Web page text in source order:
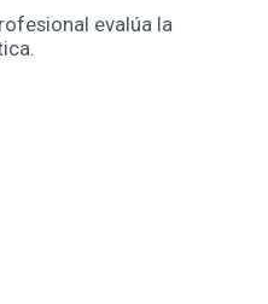
evalúa la